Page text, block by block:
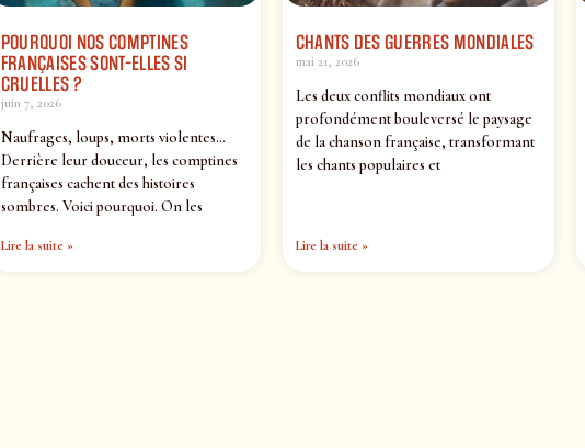
POURQUOI NOS COMPTINES
FRANÇAISES SONT-ELLES SI
CRUELLES ?
juin 7, 2026
Naufrages, loups, morts violentes…
Derrière leur douceur, les comptines
françaises cachent des histoires
sombres. Voici pourquoi. On les
Lire la suite »
CHANTS DES GUERRES MONDIALES
mai 21, 2026
Les deux conflits mondiaux ont
profondément bouleversé le paysage
de la chanson française, transformant
les chants populaires et
Lire la suite »